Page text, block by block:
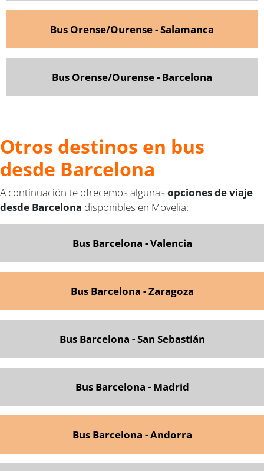
Bus Orense/Ourense - Salamanca
Bus Orense/Ourense - Barcelona
Otros destinos en bus
desde Barcelona
A continuación te ofrecemos algunas opciones de viaje
desde Barcelona disponibles en Movelia:
Bus Barcelona - Valencia
Bus Barcelona - Zaragoza
Bus Barcelona - San Sebastián
Bus Barcelona - Madrid
Bus Barcelona - Andorra